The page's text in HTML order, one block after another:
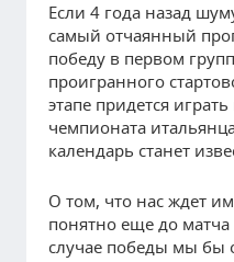
Если 4 года назад
самый отчаянный
победу в первом
проигранного
этапе придется
чемпионата
календарь станет
О том, что нас ждет
понятно еще до
случае победы мы бы